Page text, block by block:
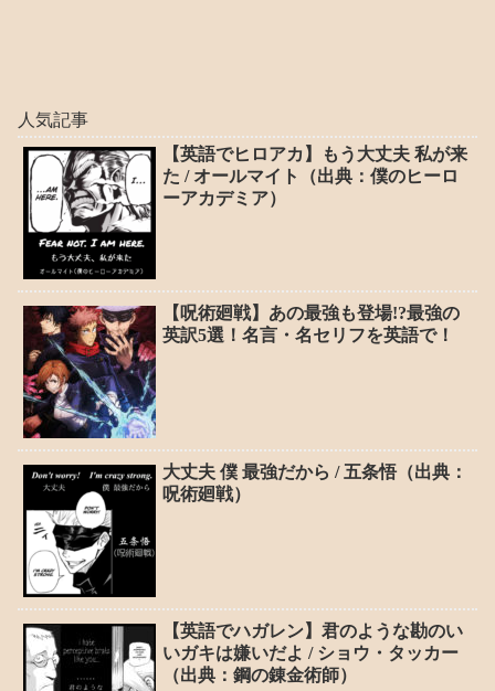
人気記事
【英語でヒロアカ】もう大丈夫 私が来
た / オールマイト（出典：僕のヒーロ
ーアカデミア）
【呪術廻戦】あの最強も登場!?最強の
英訳5選！名言・名セリフを英語で！
大丈夫 僕 最強だから / 五条悟（出典：
呪術廻戦）
【英語でハガレン】君のような勘のい
いガキは嫌いだよ / ショウ・タッカー
（出典：鋼の錬金術師）